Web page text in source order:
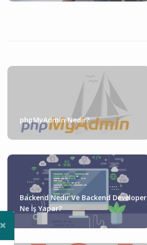
phpMyAdmin Nedir?
Backend Nedir Ve Backend Developer
Ne İş Yapar?
×
Close